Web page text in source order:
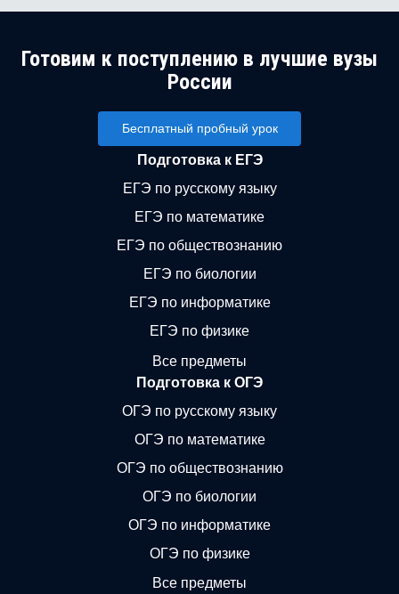
Готовим к поступлению в лучшие вузы
России
Бесплатный пробный урок
Подготовка к ЕГЭ
ЕГЭ по русскому языку
ЕГЭ по математике
ЕГЭ по обществознанию
ЕГЭ по биологии
ЕГЭ по информатике
ЕГЭ по физике
Все предметы
Подготовка к ОГЭ
ОГЭ по русскому языку
ОГЭ по математике
ОГЭ по обществознанию
ОГЭ по биологии
ОГЭ по информатике
ОГЭ по физике
Все предметы